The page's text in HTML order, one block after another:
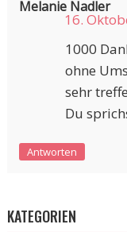
Melanie Nadler
16.
1000
ohne
sehr
Du
Antworten
KATEGORIEN